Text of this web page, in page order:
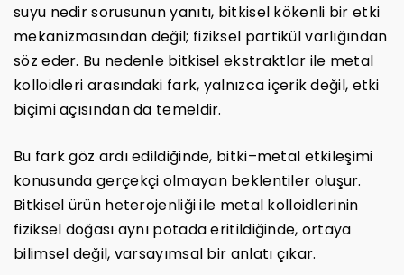
suyu nedir sorusunun yanıtı, bitkisel kökenli bir etki
mekanizmasından değil; fiziksel partikül varlığından
söz eder. Bu nedenle bitkisel ekstraktlar ile metal
kolloidleri arasındaki fark, yalnızca içerik değil, etki
biçimi açısından da temeldir.
Bu fark göz ardı edildiğinde, bitki–metal etkileşimi
konusunda gerçekçi olmayan beklentiler oluşur.
Bitkisel ürün heterojenliği ile metal kolloidlerinin
fiziksel doğası aynı potada eritildiğinde, ortaya
bilimsel değil, varsayımsal bir anlatı çıkar.